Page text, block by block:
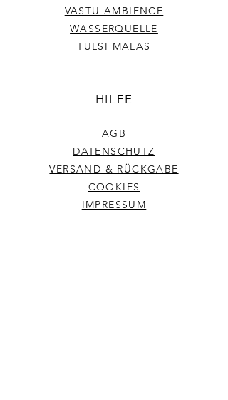
VASTU AMBIENCE
WASSERQUELLE
TULSI MALAS
HILFE
AGB
DATENSCHUTZ
VERSAND & RÜCKGABE
COOKIES
IMPRESSUM